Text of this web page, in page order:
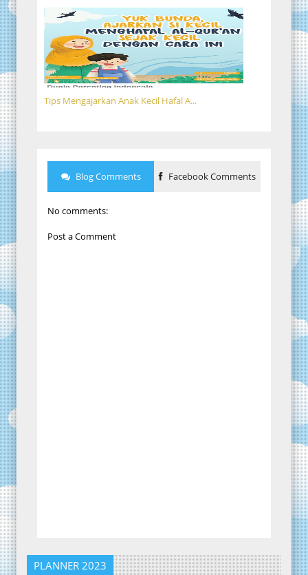
Tips Mengajarkan Anak Kecil Hafal A...
Blog Comments Facebook Comments
No comments:
Post a Comment
PLANNER 2023